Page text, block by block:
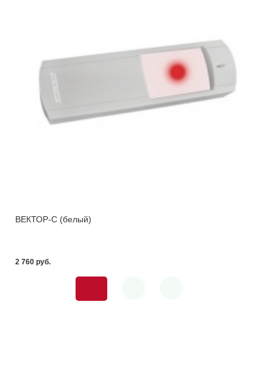
ВЕКТОР-С (белый)
2 760 pуб.